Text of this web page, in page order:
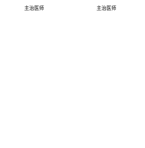
主治医师 主治医师